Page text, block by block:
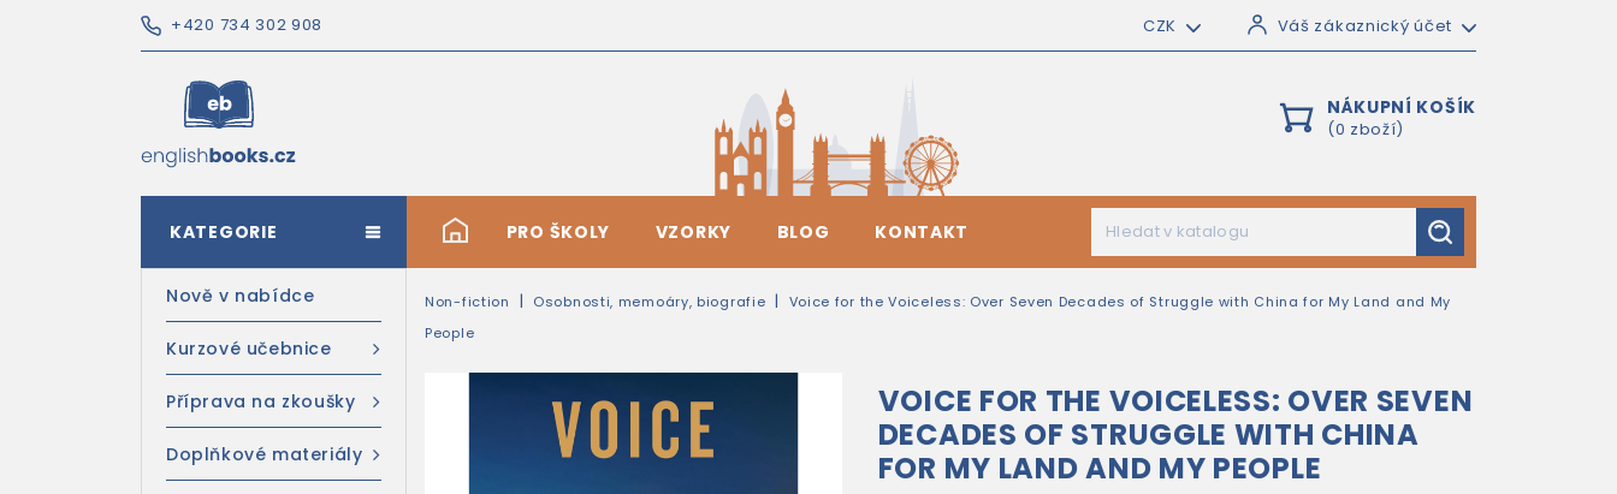
+420 734 302 908 CZK Váš zákaznický účet
NÁKUPNÍ KOŠÍK
(0 zboží)
# PRO ŠKOLY VZORKY BLOG KONTAKT
KATEGORIE
Nově v nabídce
Kurzové učebnice
Příprava na zkoušky
Doplňkové materiály
Non-fiction Osobnosti, memoáry, biografie
Voice for the Voiceless: Over Seven Decades of Struggle with China for My Land and My
People
VOICE FOR THE VOICELESS: OVER SEVEN
DECADES OF STRUGGLE WITH CHINA
FOR MY LAND AND MY PEOPLE